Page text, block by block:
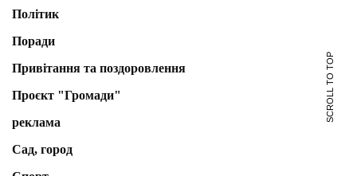
Політик
Поради
Привітання та поздоровлення
Проєкт "Громади"
реклама
Сад, город
SCROLL TO TOP